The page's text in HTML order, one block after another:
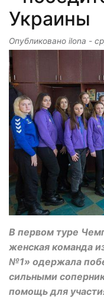
Украины
Опубликовано ilona -
В первом туре
женская команда
№1» одержала
сильными
помощь для